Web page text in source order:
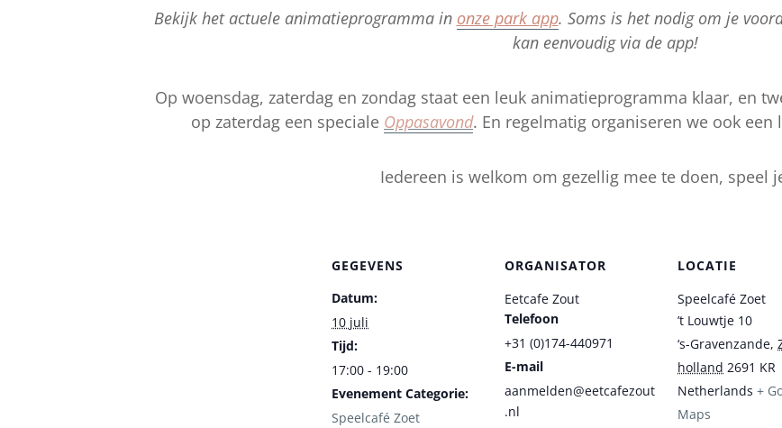
Bekijk het actuele animatieprogramma in onze park app. Soms is het nodig om je
kan eenvoudig via de app!
Op woensdag, zaterdag en zondag staat een leuk animatieprogramma klaar, en
op zaterdag een speciale Oppasavond. En regelmatig organiseren we ook een
Iedereen is welkom om gezellig mee te doen, speel
GEGEVENS
Datum:
10 juli
Tijd:
17:00 - 19:00
Evenement Categorie:
Speelcafé Zoet
ORGANISATOR
Eetcafe Zout
Telefoon
+31 (0)174-440971
E-mail
aanmelden@eetcafezout
.nl
LOCATIE
Speelcafé Zoet
’t Louwtje 10
‘s-Gravenzande,
holland 2691 KR
Netherlands +
Maps